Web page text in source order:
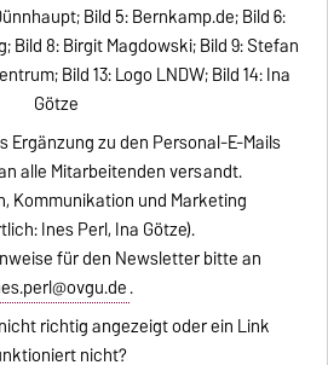
Bild 5: Bernkamp.de; Bild 6:
Bild 8: Birgit Magdowski; Bild 9: Stefan
Bild 13: Logo LNDW; Bild 14: Ina
Götze
Ergänzung zu den Personal-E-Mails
alle Mitarbeitenden versandt.
Kommunikation und Marketing
Ines Perl, Ina Götze).
für den Newsletter bitte an
.
richtig angezeigt oder ein Link
nicht?